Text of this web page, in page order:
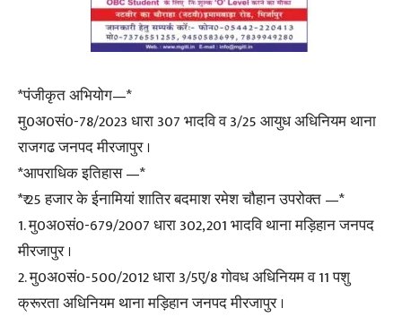
*पंजीकृत अभियोग—*
मु0अ0सं0-78/2023 धारा 307 भादवि व 3/25 आयुध अधिनियम थाना
राजगढ जनपद मीरजापुर ।
*आपराधिक इतिहास —*
*₹ 25 हजार के ईनामियां शातिर बदमाश रमेश चौहान उपरोक्त —*
1. मु0अ0सं0-679/2007 धारा 302,201 भादवि थाना मड़िहान जनपद
मीरजापुर ।
2. मु0अ0सं0-500/2012 धारा 3/5ए/8 गोवध अधिनियम व 11 पशु
क्रूरता अधिनियम थाना मड़िहान जनपद मीरजापुर ।